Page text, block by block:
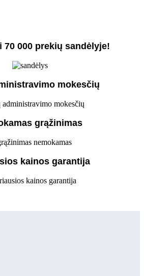
70 000 prekių sandėlyje!
mokesčių
grąžinimas
kainos garantija